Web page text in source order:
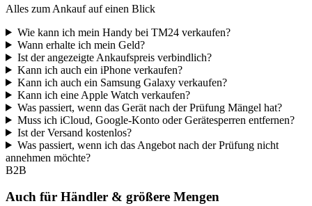
Alles zum Ankauf auf einen Blick
Wie kann ich mein Handy bei TM24 verkaufen?
Wann erhalte ich mein Geld?
Ist der angezeigte Ankaufspreis verbindlich?
Kann ich auch ein iPhone verkaufen?
Kann ich auch ein Samsung Galaxy verkaufen?
Kann ich eine Apple Watch verkaufen?
Was passiert, wenn das Gerät nach der Prüfung Mängel hat?
Muss ich iCloud, Google-Konto oder Gerätesperren entfernen?
Ist der Versand kostenlos?
Was passiert, wenn ich das Angebot nach der Prüfung nicht
annehmen möchte?
B2B
Auch für Händler & größere Mengen